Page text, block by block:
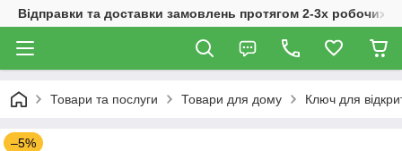
Відправки та доставки замовлень протягом 2-3х робочих
Товари та послуги Товари для дому Ключ для
–5%